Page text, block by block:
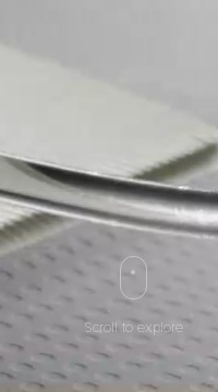
Scroll to explore
WhatsApp
Equipo Comercial